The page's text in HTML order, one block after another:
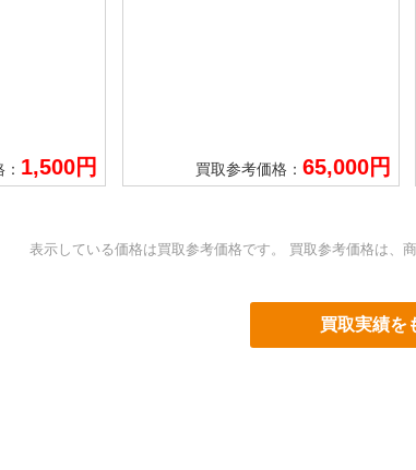
1,500円 買取参考価格： 65,000円
表示している価格は買取参考価格です。 買取参考価格は、
買取実績を